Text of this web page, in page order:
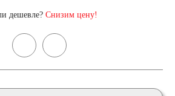
дешевле? Снизим цену!